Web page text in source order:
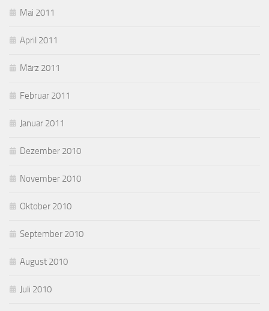
Mai 2011
April 2011
März 2011
Februar 2011
Januar 2011
Dezember 2010
November 2010
Oktober 2010
September 2010
August 2010
Juli 2010